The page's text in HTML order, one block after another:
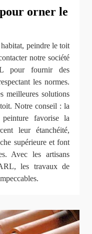
orner le
peindre le toit
notre société
pour fournir des
les normes.
meilleures solutions
Notre conseil : la
favorise la
leur étanchéité,
supérieure et font
Avec les artisans
les travaux de